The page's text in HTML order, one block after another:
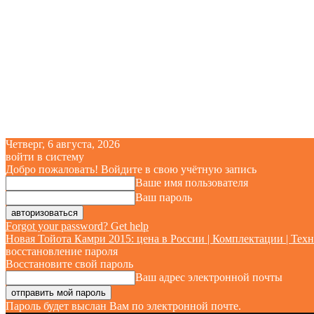
Четверг, 6 августа, 2026
войти в систему
Добро пожаловать! Войдите в свою учётную запись
Ваше имя пользователя
Ваш пароль
Forgot your password? Get help
Новая Тойота Камри 2015: цена в России | Комплектации |
восстановление пароля
Восстановите свой пароль
Ваш адрес электронной почты
Пароль будет выслан Вам по электронной почте.